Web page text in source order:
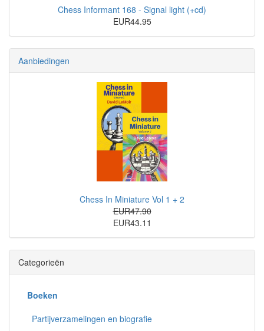
Chess Informant 168 - Signal light (+cd)
EUR44.95
Aanbiedingen
Chess In Miniature Vol 1 + 2
EUR47.90
EUR43.11
Categorieën
Boeken
Partijverzamelingen en biografie